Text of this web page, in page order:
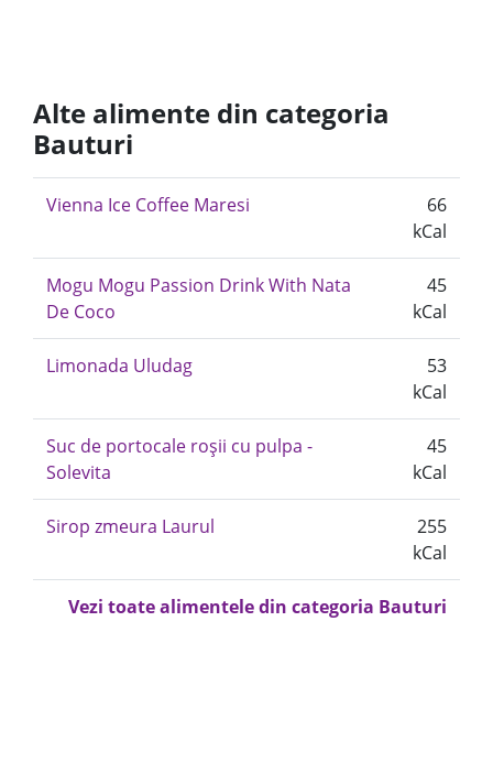
Alte alimente din categoria
Bauturi
Vienna Ice Coffee Maresi
66
kCal
Mogu Mogu Passion Drink With Nata
De Coco
45
kCal
Limonada Uludag
53
kCal
Suc de portocale roșii cu pulpa -
Solevita
45
kCal
Sirop zmeura Laurul
255
kCal
Vezi toate alimentele din categoria Bauturi